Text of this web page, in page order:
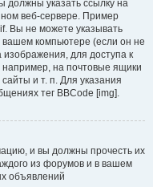
должны указать ссылку на
веб-сервере. Пример
Вы не можете указывать
компьютере (если он не
для доступа к
на почтовые ящики
и т. п. Для указания
тег BBCode [img].
и вы должны прочесть их
из форумов и в вашем
объявлений